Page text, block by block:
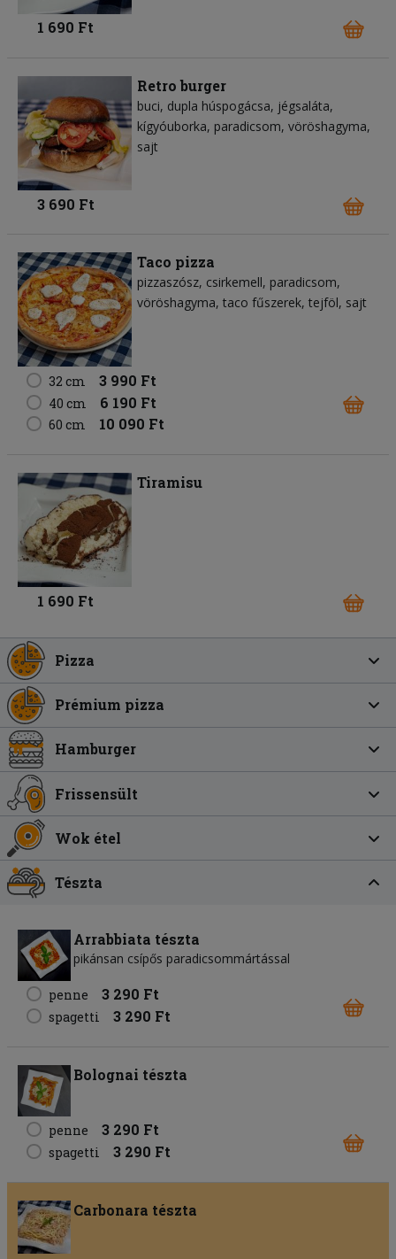
1 690 Ft
Retro burger
buci dupla húspogácsa jégsaláta
kígyóuborka paradicsom vöröshagyma
sajt
3 690 Ft
Taco pizza
pizzaszósz csirkemell paradicsom
vöröshagyma taco fűszerek tejföl sajt
32 cm 3 990 Ft
40 cm 6 190 Ft
60 cm 10 090 Ft
Tiramisu
1 690 Ft
Pizza
Prémium pizza
Hamburger
Frissensült
Wok étel
Tészta
Arrabbiata tészta
pikánsan csípős paradicsommártással
penne 3 290 Ft
spagetti 3 290 Ft
Bolognai tészta
penne 3 290 Ft
spagetti 3 290 Ft
Carbonara tészta